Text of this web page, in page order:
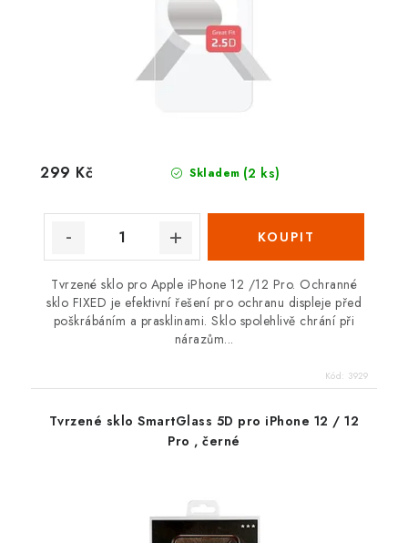
Skladem (2 ks)
299 Kč
Tvrzené sklo pro Apple iPhone 12 /12 Pro. Ochranné
sklo FIXED je efektivní řešení pro ochranu displeje před
poškrábáním a prasklinami. Sklo spolehlivě chrání při
nárazům...
Kód: 3929
Tvrzené sklo SmartGlass 5D pro iPhone 12 / 12
Pro , černé